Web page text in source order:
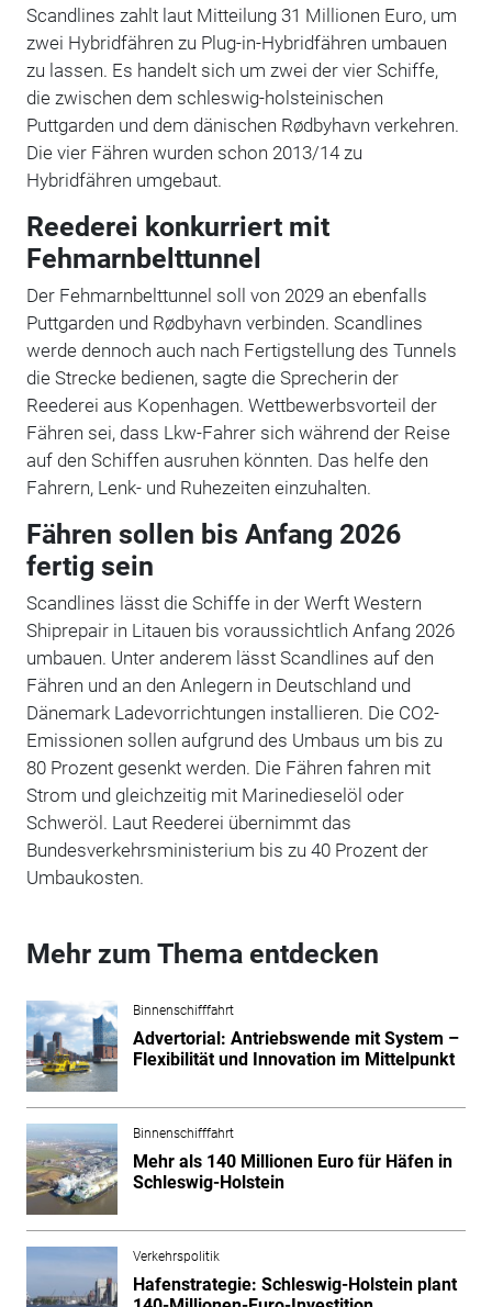
Scandlines zahlt laut Mitteilung 31 Millionen Euro, um
zwei Hybridfähren zu Plug-in-Hybridfähren umbauen
zu lassen. Es handelt sich um zwei der vier Schiffe,
die zwischen dem schleswig-holsteinischen
Puttgarden und dem dänischen Rødbyhavn verkehren.
Die vier Fähren wurden schon 2013/14 zu
Hybridfähren umgebaut.
Reederei konkurriert mit
Fehmarnbelttunnel
Der Fehmarnbelttunnel soll von 2029 an ebenfalls
Puttgarden und Rødbyhavn verbinden. Scandlines
werde dennoch auch nach Fertigstellung des Tunnels
die Strecke bedienen, sagte die Sprecherin der
Reederei aus Kopenhagen. Wettbewerbsvorteil der
Fähren sei, dass Lkw-Fahrer sich während der Reise
auf den Schiffen ausruhen könnten. Das helfe den
Fahrern, Lenk- und Ruhezeiten einzuhalten.
Fähren sollen bis Anfang 2026
fertig sein
Scandlines lässt die Schiffe in der Werft Western
Shiprepair in Litauen bis voraussichtlich Anfang 2026
umbauen. Unter anderem lässt Scandlines auf den
Fähren und an den Anlegern in Deutschland und
Dänemark Ladevorrichtungen installieren. Die CO2-
Emissionen sollen aufgrund des Umbaus um bis zu
80 Prozent gesenkt werden. Die Fähren fahren mit
Strom und gleichzeitig mit Marinedieselöl oder
Schweröl. Laut Reederei übernimmt das
Bundesverkehrsministerium bis zu 40 Prozent der
Umbaukosten.
Mehr zum Thema entdecken
Binnenschifffahrt
Advertorial: Antriebswende mit System –
Flexibilität und Innovation im Mittelpunkt
Binnenschifffahrt
Mehr als 140 Millionen Euro für Häfen in
Schleswig-Holstein
Verkehrspolitik
Hafenstrategie: Schleswig-Holstein plant